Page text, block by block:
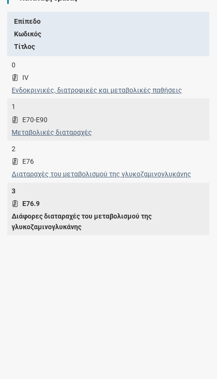
Επίπεδο
Κωδικός
Τίτλος
0
IV
Ενδοκρινικές, διατροφικές και μεταβολικές παθήσεις
1
E70-E90
Μεταβολικές διαταραχές
2
E76
Διαταραχές του μεταβολισμού της γλυκοζαμινογλυκάνης
3
E76.9
Διάφορες διαταραχές του μεταβολισμού της
γλυκοζαμινογλυκάνης